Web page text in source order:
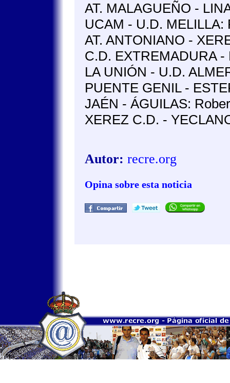
AT. MALAGUEÑO -
UCAM - U.D.
AT. ANTONIANO -
C.D. EXTREMADURA
LA UNIÓN - U.D.
PUENTE GENIL -
JAÉN - ÁGUILAS:
XEREZ C.D. -
Autor: recre.org
Opina sobre esta noticia